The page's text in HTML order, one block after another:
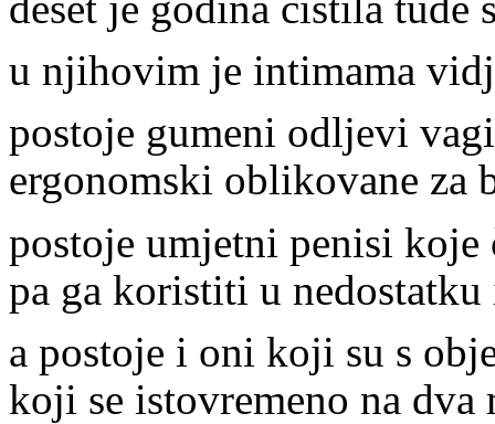
u njihovim je intimama
postoje gumeni odljevi
ergonomski oblikovane za
postoje umjetni penisi koje
pa ga koristiti u
a postoje i oni koji su s
koji se istovremeno na dva